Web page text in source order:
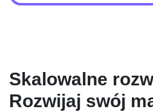
Skalowalne
Rozwijaj swój